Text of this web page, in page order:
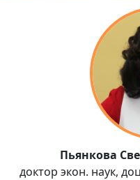
Пьянкова
доктор экон. наук,